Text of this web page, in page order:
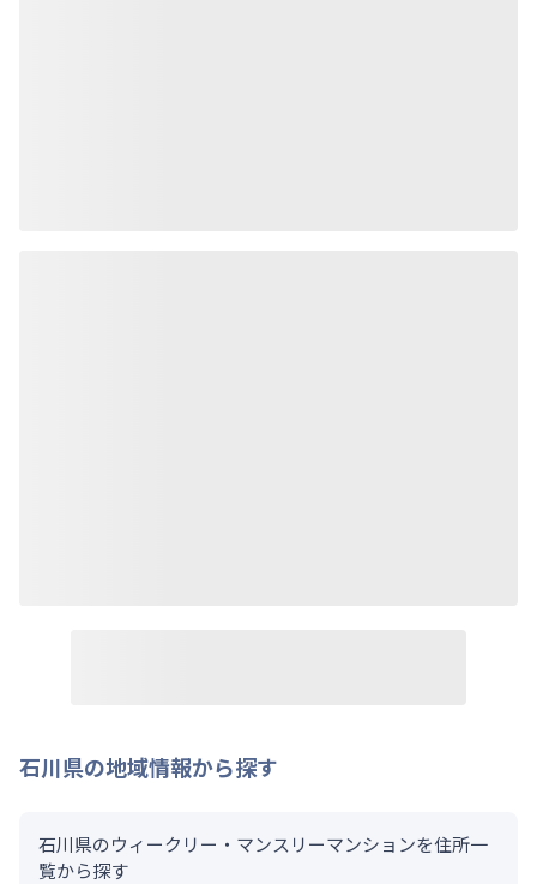
石川県の地域情報から探す
石川県のウィークリー・マンスリーマンションを住所一
覧から探す